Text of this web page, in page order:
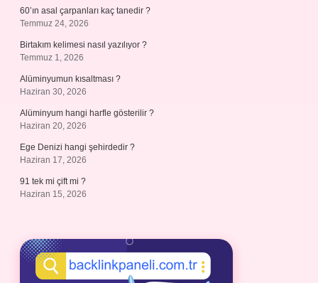
60’ın asal çarpanları kaç tanedir ?
Temmuz 24, 2026
Birtakım kelimesi nasıl yazılıyor ?
Temmuz 1, 2026
Alüminyumun kısaltması ?
Haziran 30, 2026
Alüminyum hangi harfle gösterilir ?
Haziran 20, 2026
Ege Denizi hangi şehirdedir ?
Haziran 17, 2026
91 tek mi çift mi ?
Haziran 15, 2026